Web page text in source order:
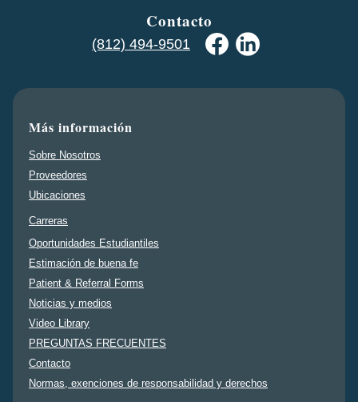
Contacto
(812) 494-9501
Más información
Sobre Nosotros
Proveedores
Ubicaciones
Carreras
Oportunidades Estudiantiles
Estimación de buena fe
Patient & Referral Forms
Noticias y medios
Video Library
PREGUNTAS FRECUENTES
Contacto
Normas, exenciones de responsabilidad y derechos